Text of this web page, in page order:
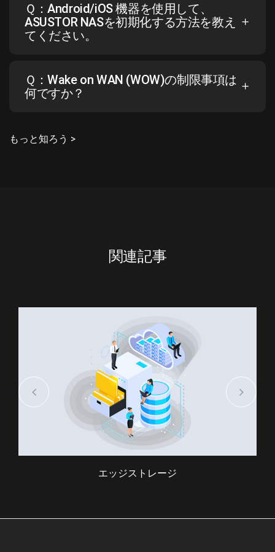
Ｑ：Android/iOS 機器を使用して、
ASUSTOR NASを初期化する方法を教え
てください。
Ｑ：Wake on WAN (WOW)の制限事項は
何ですか？
もっと知ろう >
関連記事
エッジストレージ